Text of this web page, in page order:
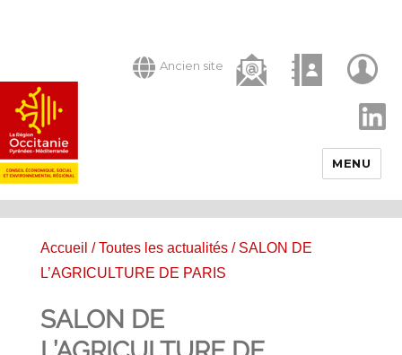
Ancien site
MENU
Accueil /Toutes les actualités/ SALON DE
L’AGRICULTURE DE PARIS
SALON DE